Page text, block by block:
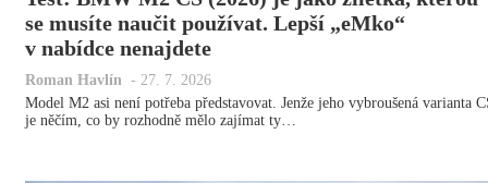
se musíte naučit používat. Lepší „eMko“
v nabídce nenajdete
Roman Havlín - 27. 7. 2026
Model M2 asi není potřeba představovat. Jenže jeho vybroušená varianta
je něčím, co by rozhodně mělo zajímat ty…